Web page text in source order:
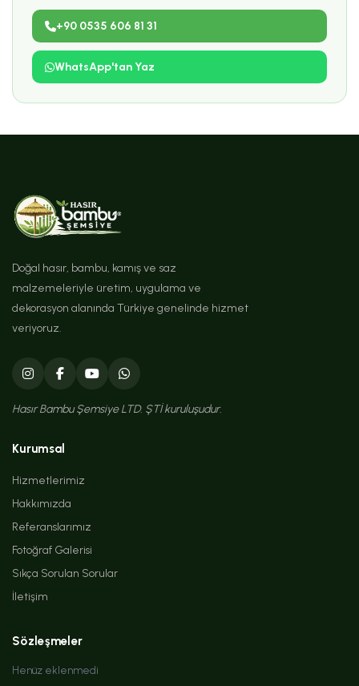
+90 0535 606 81 31
WhatsApp'tan Yaz
Doğal hasır, bambu, kamış ve saz
malzemeleriyle üretim, uygulama ve
dekorasyon alanında Türkiye genelinde hizmet
veriyoruz.
Hasır Bambu Şemsiye LTD. ŞTİ kuruluşudur.
Kurumsal
Hizmetlerimiz
Hakkımızda
Referanslarımız
Fotoğraf Galerisi
Sıkça Sorulan Sorular
İletişim
Sözleşmeler
Henüz eklenmedi